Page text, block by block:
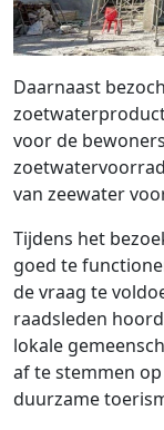
Daarnaast
voor de
van zeewater
Tijdens het
goed te
de vraag te
raadsleden
lokale
af te stemmen
duurzame